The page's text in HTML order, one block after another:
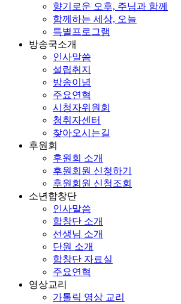
향기로운 오후, 주님과 함께
함께하는 세상, 오늘
특별프로그램
방송국소개
인사말씀
설립취지
방송이념
주요연혁
시청자위원회
청취자센터
찾아오시는길
후원회
후원회 소개
후원회원 신청하기
후원회원 신청조회
소년합창단
인사말씀
합창단 소개
선생님 소개
단원 소개
합창단 자료실
주요연혁
영상교리
가톨릭 영상 교리